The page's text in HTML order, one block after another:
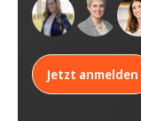
Jetzt anmelden